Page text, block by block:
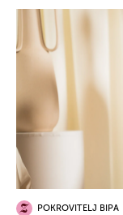
POKROVITELJ BIPA